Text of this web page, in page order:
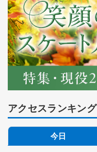
アクセスランキング
今日